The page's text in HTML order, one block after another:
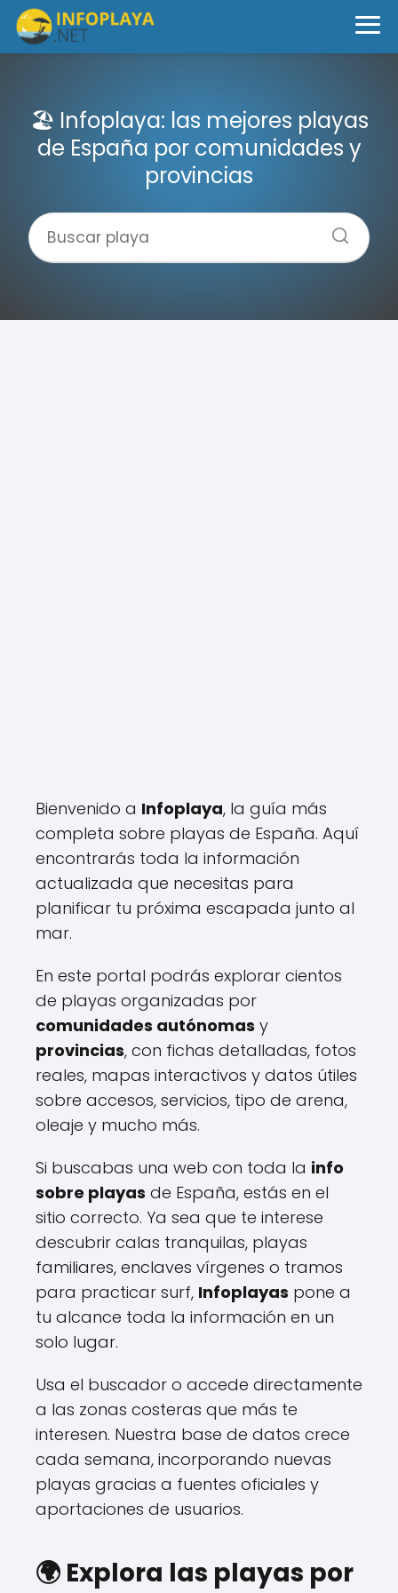
🏖️ Infoplaya: las mejores playas
de España por comunidades y
provincias
Bienvenido a Infoplaya, la guía más
completa sobre playas de España. Aquí
encontrarás toda la información
actualizada que necesitas para
planificar tu próxima escapada junto al
mar.
En este portal podrás explorar cientos
de playas organizadas por
comunidades autónomas y
provincias, con fichas detalladas, fotos
reales, mapas interactivos y datos útiles
sobre accesos, servicios, tipo de arena,
oleaje y mucho más.
Si buscabas una web con toda la info
sobre playas de España, estás en el
sitio correcto. Ya sea que te interese
descubrir calas tranquilas, playas
familiares, enclaves vírgenes o tramos
para practicar surf, Infoplayas pone a
tu alcance toda la información en un
solo lugar.
Usa el buscador o accede directamente
a las zonas costeras que más te
interesen. Nuestra base de datos crece
cada semana, incorporando nuevas
playas gracias a fuentes oficiales y
aportaciones de usuarios.
🌍 Explora las playas por